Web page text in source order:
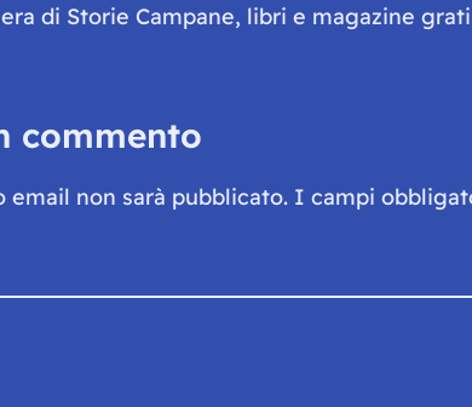
di Storie Campane, libri e magazine
commento
non sarà pubblicato. I campi